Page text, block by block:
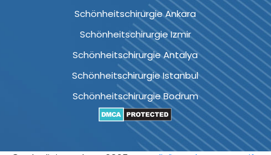
Schönheitschirurgie Ankara
Schönheitschirurgie Izmir
Schönheitschirurgie Antalya
Schönheitschirurgie Istanbul
Schönheitschirurgie Bodrum